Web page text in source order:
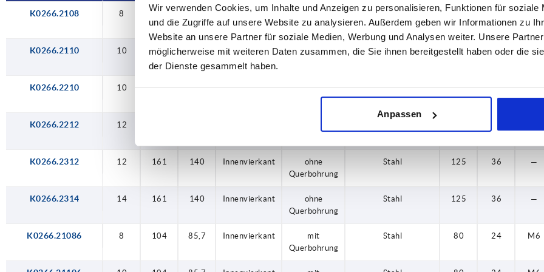
Wir verwenden Cookies, um Inhalte und Anzeigen zu personalisieren, Funktionen für soziale
und die Zugriffe auf unsere Website zu analysieren. Außerdem geben wir Informationen zu
Website an unsere Partner für soziale Medien, Werbung und Analysen weiter. Unsere
möglicherweise mit weiteren Daten zusammen, die Sie ihnen bereitgestellt haben oder die
der Dienste gesammelt haben.
Anpassen
8 104 85,7 Innenvierkant
ohne
Querbohrung
Stahl 80 24 —
10 104 85,7 Innenvierkant
ohne
Querbohrung
Stahl 80 24 —
10 129 105,2 Innenvierkant
ohne
Querbohrung
Stahl 100 29 —
12 129 105,2 Innenvierkant
ohne
Querbohrung
Stahl 100 29 —
12 161 140 Innenvierkant
ohne
Querbohrung
Stahl 125 36 —
14 161 140 Innenvierkant
ohne
Querbohrung
Stahl 125 36 —
8 104 85,7 Innenvierkant
mit
Querbohrung
Stahl 80 24 M6
10 104 85,7 Innenvierkant
mit
Querbohrung
Stahl 80 24 M6
10 129 105,2 Innenvierkant
mit
Querbohrung
Stahl 100 29 M6
12 129 105,2 Innenvierkant
mit
Querbohrung
Stahl 100 29 M6
12 161 140 Innenvierkant
mit
Querbohrung
Stahl 125 36 M6
14 161 140 Innenvierkant
mit
Querbohrung
Stahl 125 36 M6
K0266.2108 8 104 85,7 Innenvierkant
ohne
Querbohrung
Stahl 80 24 —
K0266.2110 10 104 85,7 Innenvierkant
ohne
Stahl 80 24 —
K0266.2210 10 129 105,2 Innenvierkant
ohne
Querbohrung
Stahl 100 29 —
K0266.2212 12
K0266.2312 12 161 140 Innenvierkant
ohne
Querbohrung
Stahl 125 36 —
K0266.2314 14 161 140 Innenvierkant
ohne
Querbohrung
Stahl 125 36 —
K0266.21086 8 104 85,7 Innenvierkant
mit
Querbohrung
Stahl 80 24 M6